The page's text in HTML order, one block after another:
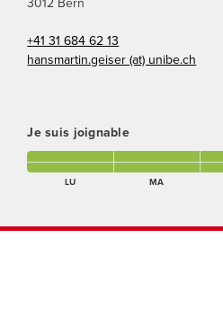
+41 31 684 62 13
hansmartin.geiser (at) unibe.ch
Je suis joignable
lundi matin Présent(e)mardi matin Présent(e)
lundi après-midi Présent(e)mardi après-midi
LU
MA